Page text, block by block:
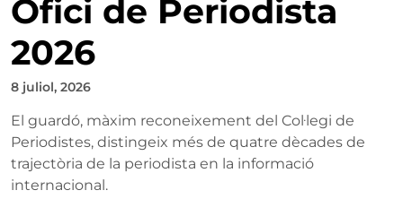
Ofici de Periodista
2026
8 juliol, 2026
El guardó, màxim reconeixement del Col·legi de
Periodistes, distingeix més de quatre dècades de
trajectòria de la periodista en la informació
internacional.